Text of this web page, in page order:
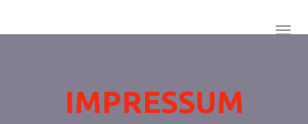
IMPRESSUM